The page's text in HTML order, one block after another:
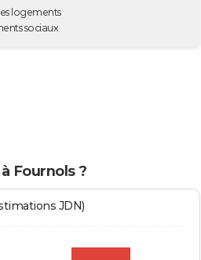
logements
sociaux
Fournols ?
JDN)